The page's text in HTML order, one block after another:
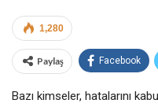
1,280
Paylaş Facebook
Bazı kimseler, hatalarını